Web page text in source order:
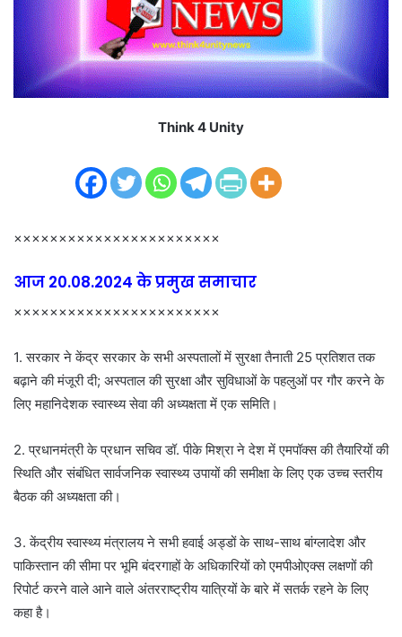
i
l
Think 4 Unity
×××××××××××××××××××××××
आज 20.08.2024 के प्रमुख समाचार
×××××××××××××××××××××××
1. सरकार ने केंद्र सरकार के सभी अस्पतालों में सुरक्षा तैनाती 25 प्रतिशत तक
बढ़ाने की मंजूरी दी; अस्पताल की सुरक्षा और सुविधाओं के पहलुओं पर गौर करने के
लिए महानिदेशक स्वास्थ्य सेवा की अध्यक्षता में एक समिति।
2. प्रधानमंत्री के प्रधान सचिव डॉ. पीके मिश्रा ने देश में एमपॉक्स की तैयारियों की
स्थिति और संबंधित सार्वजनिक स्वास्थ्य उपायों की समीक्षा के लिए एक उच्च स्तरीय
बैठक की अध्यक्षता की।
3. केंद्रीय स्वास्थ्य मंत्रालय ने सभी हवाई अड्डों के साथ-साथ बांग्लादेश और
पाकिस्तान की सीमा पर भूमि बंदरगाहों के अधिकारियों को एमपीओएक्स लक्षणों की
रिपोर्ट करने वाले आने वाले अंतरराष्ट्रीय यात्रियों के बारे में सतर्क रहने के लिए
कहा है।